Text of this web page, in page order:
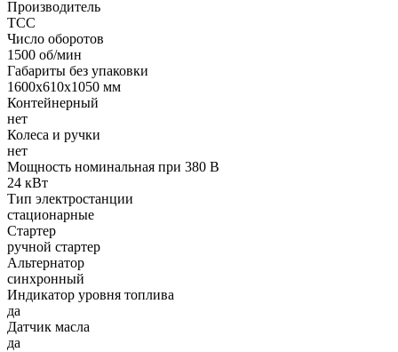
Производитель
ТСС
Число оборотов
1500 об/мин
Габариты без упаковки
1600x610x1050 мм
Контейнерный
нет
Колеса и ручки
нет
Мощность номинальная при 380 В
24 кВт
Тип электростанции
стационарные
Стартер
ручной стартер
Альтернатор
синхронный
Индикатор уровня топлива
да
Датчик масла
да